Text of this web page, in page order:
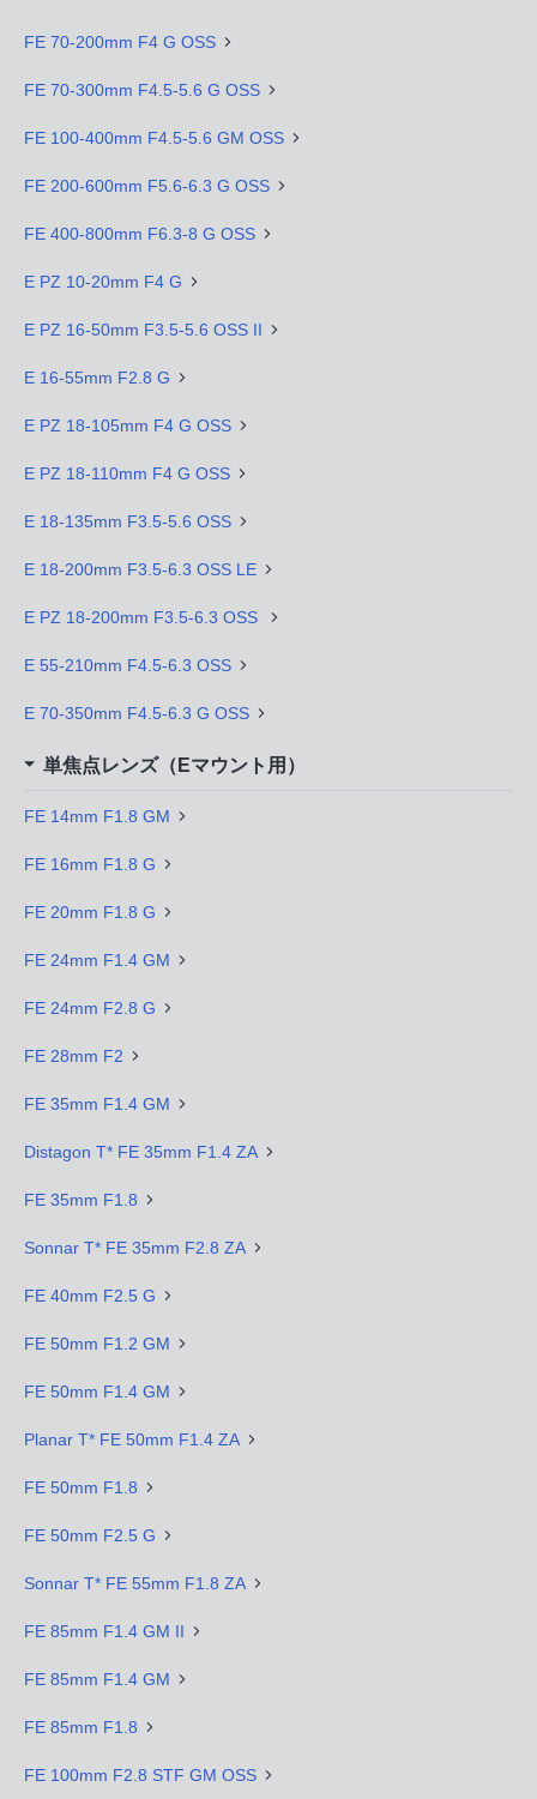
FE 70-200mm F4 G OSS
FE 70-300mm F4.5-5.6 G OSS
FE 100-400mm F4.5-5.6 GM OSS
FE 200-600mm F5.6-6.3 G OSS
FE 400-800mm F6.3-8 G OSS
E PZ 10-20mm F4 G
E PZ 16-50mm F3.5-5.6 OSS II
E 16-55mm F2.8 G
E PZ 18-105mm F4 G OSS
E PZ 18-110mm F4 G OSS
E 18-135mm F3.5-5.6 OSS
E 18-200mm F3.5-6.3 OSS LE
E PZ 18-200mm F3.5-6.3 OSS
E 55-210mm F4.5-6.3 OSS
E 70-350mm F4.5-6.3 G OSS
単焦点レンズ（Eマウント用）
FE 14mm F1.8 GM
FE 16mm F1.8 G
FE 20mm F1.8 G
FE 24mm F1.4 GM
FE 24mm F2.8 G
FE 28mm F2
FE 35mm F1.4 GM
Distagon T* FE 35mm F1.4 ZA
FE 35mm F1.8
Sonnar T* FE 35mm F2.8 ZA
FE 40mm F2.5 G
FE 50mm F1.2 GM
FE 50mm F1.4 GM
Planar T* FE 50mm F1.4 ZA
FE 50mm F1.8
FE 50mm F2.5 G
Sonnar T* FE 55mm F1.8 ZA
FE 85mm F1.4 GM II
FE 85mm F1.4 GM
FE 85mm F1.8
FE 100mm F2.8 STF GM OSS